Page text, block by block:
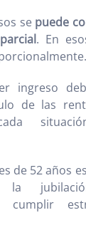
se puede
. En
ingreso
de las
de 52 años
la
cumplir